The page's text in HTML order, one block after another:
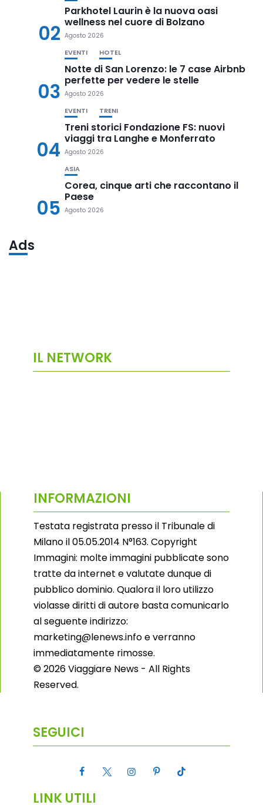
02
Parkhotel Laurin è la nuova oasi
wellness nel cuore di Bolzano
Agosto 2026
03
EVENTI HOTEL
Notte di San Lorenzo: le 7 case Airbnb
perfette per vedere le stelle
Agosto 2026
04
EVENTI TRENI
Treni storici Fondazione FS: nuovi
viaggi tra Langhe e Monferrato
Agosto 2026
05
ASIA
Corea, cinque arti che raccontano il
Paese
Agosto 2026
Ads
IL NETWORK
INFORMAZIONI
Testata registrata presso il Tribunale di
Milano il 05.05.2014 N°163. Copyright
Immagini: molte immagini pubblicate sono
tratte da internet e valutate dunque di
pubblico dominio. Qualora il loro utilizzo
violasse diritti di autore basta comunicarlo
al seguente indirizzo:
marketing@lenews.info e verranno
immediatamente rimosse.
© 2026 Viaggiare News - All Rights
Reserved.
SEGUICI
LINK UTILI